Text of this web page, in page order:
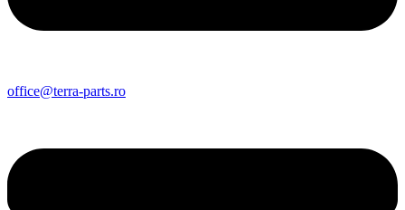
office@terra-parts.ro